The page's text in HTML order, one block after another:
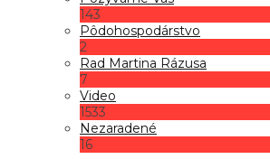
143
Pôdohospodárstvo
2
Rad Martina Rázusa
7
Video
1533
Nezaradené
16